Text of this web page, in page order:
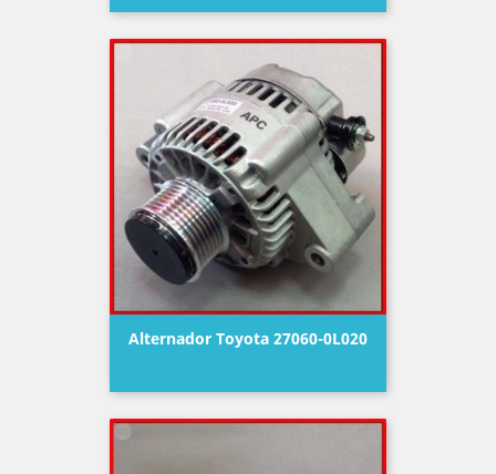
Alternador Toyota 27060-0L020